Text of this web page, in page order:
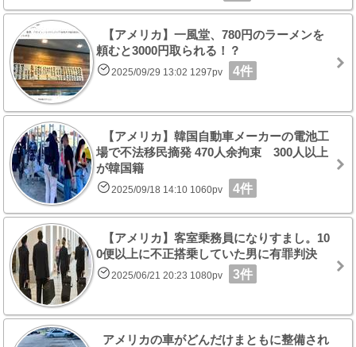
【アメリカ】一風堂、780円のラーメンを
頼むと3000円取られる！？
2025/09/29 13:02 1297pv 4件
【アメリカ】韓国自動車メーカーの電池工
場で不法移民摘発 470人余拘束 300人以上
が韓国籍
2025/09/18 14:10 1060pv 4件
【アメリカ】客室乗務員になりすまし。10
0便以上に不正搭乗していた男に有罪判決
2025/06/21 20:23 1080pv 3件
アメリカの車がどんだけまともに整備され